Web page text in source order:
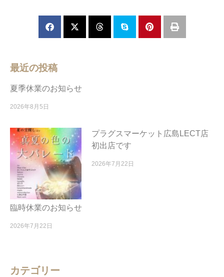
最近の投稿
夏季休業のお知らせ
2026年8月5日
プラグスマーケット広島LECT店
初出店です
2026年7月22日
臨時休業のお知らせ
2026年7月22日
カテゴリー